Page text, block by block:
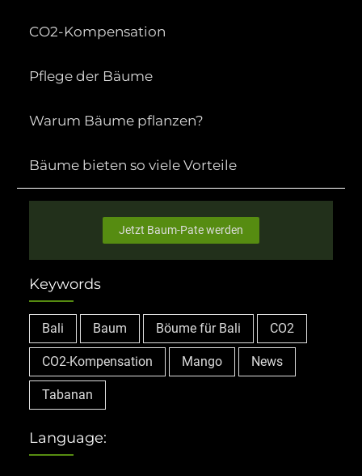
CO2-Kompensation
Pflege der Bäume
Warum Bäume pflanzen?
Bäume bieten so viele Vorteile
Jetzt Baum-Pate werden
Keywords
Bali Baum Böume für Bali CO2
CO2-Kompensation Mango News
Tabanan
Language: